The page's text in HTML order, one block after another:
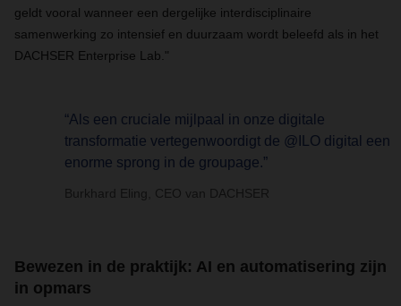
geldt vooral wanneer een dergelijke interdisciplinaire
samenwerking zo intensief en duurzaam wordt beleefd als in het
DACHSER Enterprise Lab."
“Als een cruciale mijlpaal in onze digitale
transformatie vertegenwoordigt de @ILO digital een
enorme sprong in de groupage.”
Burkhard Eling, CEO van DACHSER
Bewezen in de praktijk: AI en automatisering zijn
in opmars